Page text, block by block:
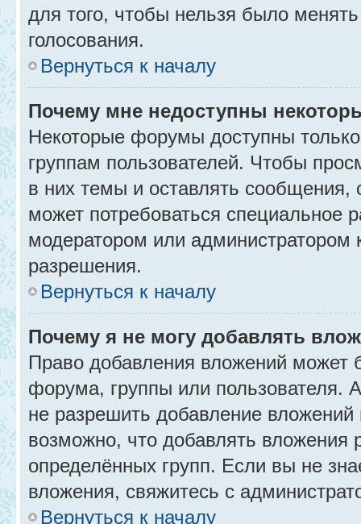
для того, чтобы нельзя было
голосования.
Вернуться к началу
Почему мне недоступны
Некоторые форумы доступны
группам пользователей. Чтобы
в них темы и оставлять сообщения,
может потребоваться специальное
модератором или администратором
разрешения.
Вернуться к началу
Почему я не могу добавлять
Право добавления вложений может
форума, группы или пользователя.
не разрешить добавление
возможно, что добавлять вложения
определённых групп. Если вы не
вложения, свяжитесь с
Вернуться к началу